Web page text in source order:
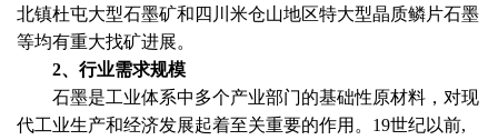
北镇杜屯大型石墨矿和四川米仓山地区特大型晶质鳞片石墨
等均有重大找矿进展。
2、行业需求规模
石墨是工业体系中多个产业部门的基础性原材料，对现
代工业生产和经济发展起着至关重要的作用。 19世纪以前,